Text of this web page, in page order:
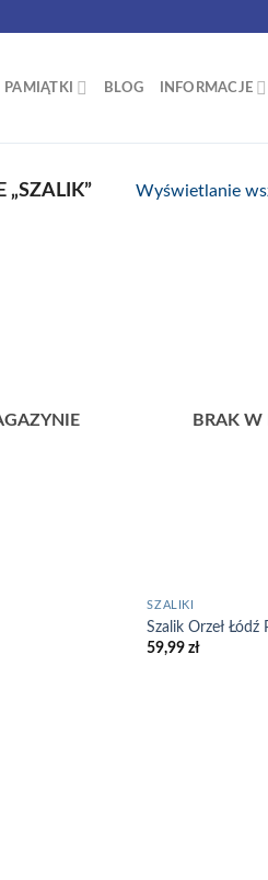
PAMIĄTKI BLOG INFORMACJE
„SZALIK” Wyświetlanie
BRAK
SZALIKI
Szalik Orzeł Łódź
59,99zł